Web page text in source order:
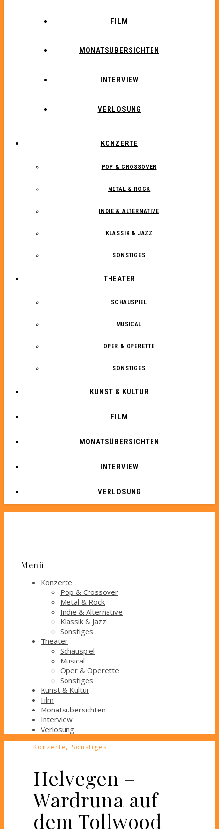
FILM
MONATSÜBERSICHTEN
INTERVIEW
VERLOSUNG
KONZERTE
POP & CROSSOVER
METAL & ROCK
INDIE & ALTERNATIVE
KLASSIK & JAZZ
SONSTIGES
THEATER
SCHAUSPIEL
MUSICAL
OPER & OPERETTE
SONSTIGES
KUNST & KULTUR
FILM
MONATSÜBERSICHTEN
INTERVIEW
VERLOSUNG
Menü
Konzerte
Pop & Crossover
Metal & Rock
Indie & Alternative
Klassik & Jazz
Sonstiges
Theater
Schauspiel
Musical
Oper & Operette
Sonstiges
Kunst & Kultur
Film
Monatsübersichten
Interview
Verlosung
Konzerte , Sonstiges
Helvegen –
Wardruna auf
dem Tollwood